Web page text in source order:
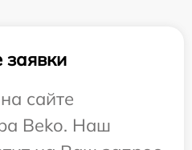
сайте
Beko. Наш